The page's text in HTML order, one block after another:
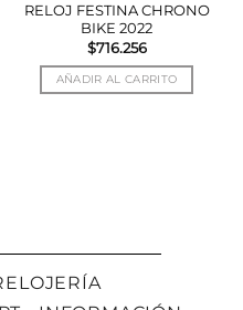
RELOJ FESTINA CHRONO
BIKE 2022
$716.256
AÑADIR AL CARRITO